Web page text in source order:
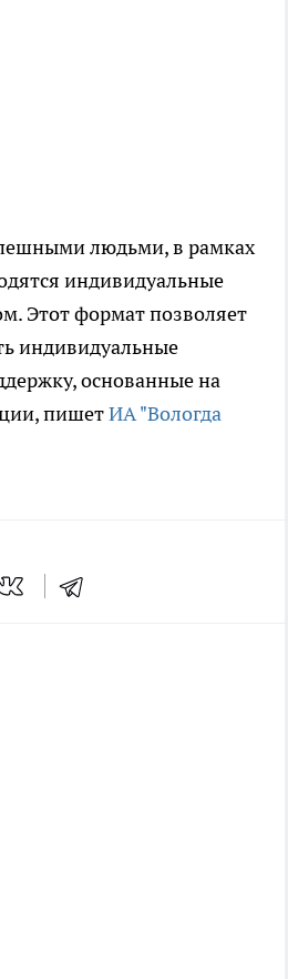
людьми, в рамках
индивидуальные
Этот формат позволяет
индивидуальные
основанные на
пишетИА "Вологда